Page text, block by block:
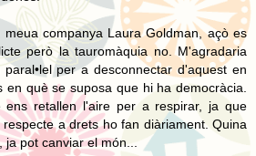
companya Laura Goldman, açò es
però la tauromàquia no. M'agradaria
per a desconnectar d'aquest en
en què se suposa que hi ha democràcia.
ens retallen l'aire per a respirar, ja que
a drets ho fan diàriament. Quina
pot canviar el món...